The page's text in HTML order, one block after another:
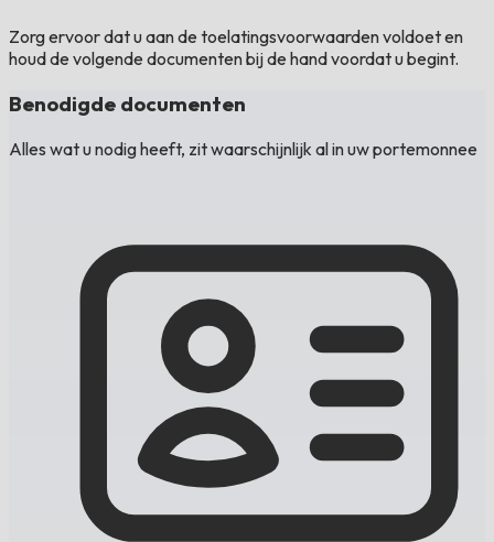
Zorg ervoor dat u aan de toelatingsvoorwaarden voldoet en
houd de volgende documenten bij de hand voordat u begint.
Benodigde documenten
Alles wat u nodig heeft, zit waarschijnlijk al in uw portemonnee